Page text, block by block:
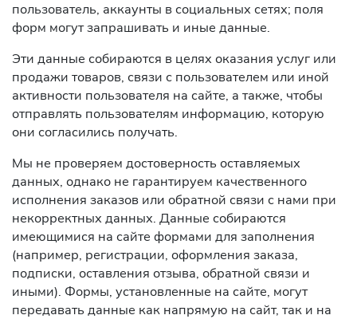
пользователь, аккаунты в социальных сетях; поля
форм могут запрашивать и иные данные.
Эти данные собираются в целях оказания услуг или
продажи товаров, связи с пользователем или иной
активности пользователя на сайте, а также, чтобы
отправлять пользователям информацию, которую
они согласились получать.
Мы не проверяем достоверность оставляемых
данных, однако не гарантируем качественного
исполнения заказов или обратной связи с нами при
некорректных данных. Данные собираются
имеющимися на сайте формами для заполнения
(например, регистрации, оформления заказа,
подписки, оставления отзыва, обратной связи и
иными). Формы, установленные на сайте, могут
передавать данные как напрямую на сайт, так и на